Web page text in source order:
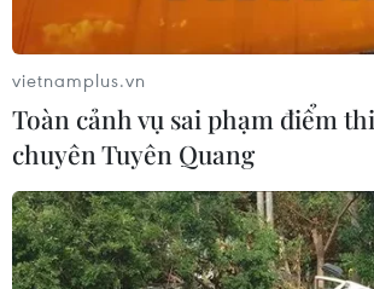
vietnamplus.vn
Toàn cảnh vụ sai phạm điểm
chuyên Tuyên Quang